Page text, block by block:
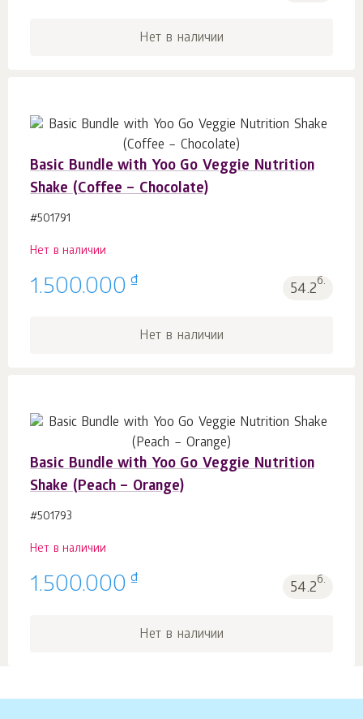
Нет в наличии
Basic Bundle with Yoo Go Veggie Nutrition
Shake (Coffee – Chocolate)
#501791
Нет в наличии
1.500.000 ₫ 54.2б.
Нет в наличии
Basic Bundle with Yoo Go Veggie Nutrition
Shake (Peach – Orange)
#501793
Нет в наличии
1.500.000 ₫ 54.2б.
Нет в наличии